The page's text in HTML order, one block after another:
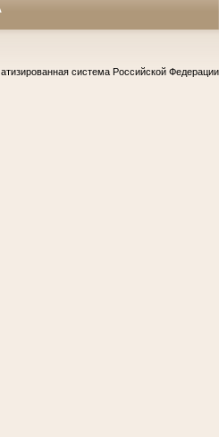
система Российской